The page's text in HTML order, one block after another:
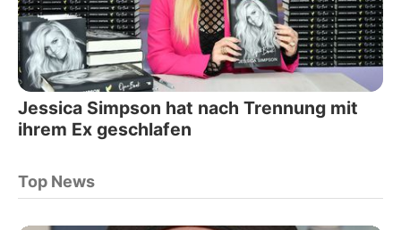
Jessica Simpson hat nach Trennung mit
ihrem Ex geschlafen
Top News